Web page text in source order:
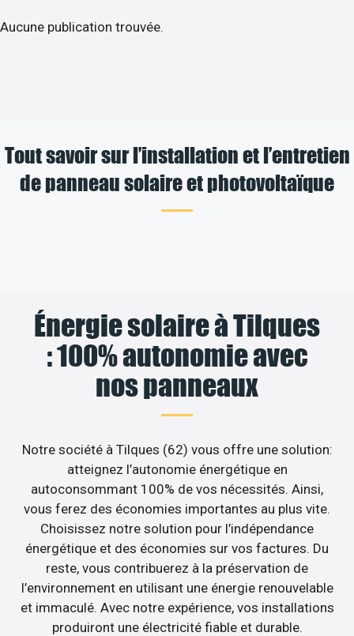
Aucune publication trouvée.
Tout savoir sur l’installation et l’entretien
de panneau solaire et photovoltaïque
Énergie solaire à Tilques
: 100% autonomie avec
nos panneaux
Notre société à Tilques (62) vous offre une solution:
atteignez l’autonomie énergétique en
autoconsommant 100% de vos nécessités. Ainsi,
vous ferez des économies importantes au plus vite.
Choisissez notre solution pour l’indépendance
énergétique et des économies sur vos factures. Du
reste, vous contribuerez à la préservation de
l’environnement en utilisant une énergie renouvelable
et immaculé. Avec notre expérience, vos installations
produiront une électricité fiable et durable.